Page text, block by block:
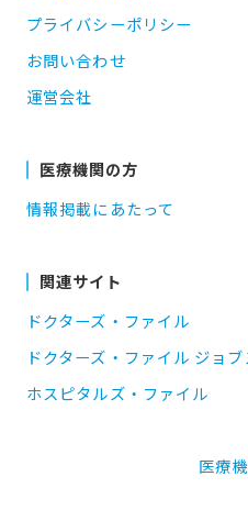
プライバシーポリシー
お問い合わせ
運営会社
医療機関の方
情報掲載にあたって
関連サイト
ドクターズ・ファイル
ドクターズ・ファイル ジョブ
ホスピタルズ・ファイル
医療